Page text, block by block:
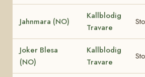
Jahnmara (NO)
Kallblodig
Travare
Sto
Joker Blesa
(NO)
Kallblodig
Travare
Sto